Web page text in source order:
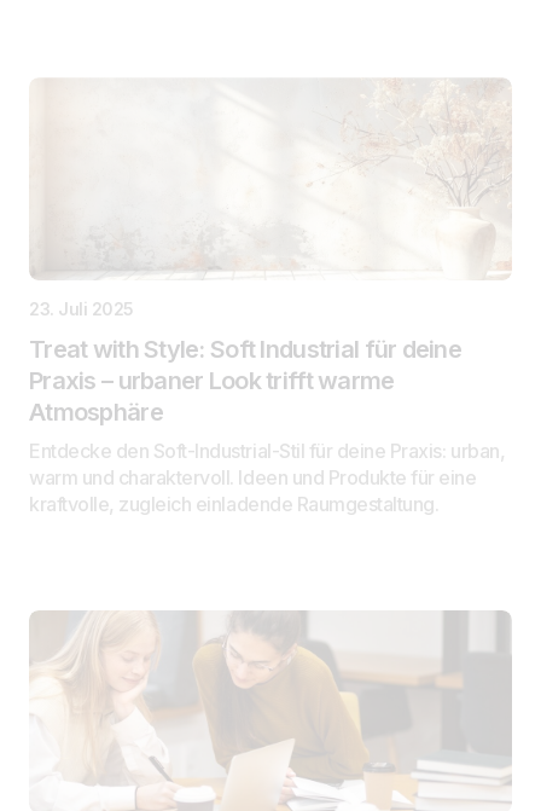
23. Juli 2025
Treat with Style: Soft Industrial für deine
Praxis – urbaner Look trifft warme
Atmosphäre
Entdecke den Soft-Industrial-Stil für deine Praxis: urban,
warm und charaktervoll. Ideen und Produkte für eine
kraftvolle, zugleich einladende Raumgestaltung.